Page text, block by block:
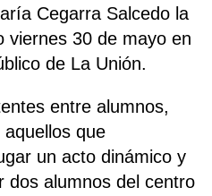
Cegarra Salcedo la
viernes 30 de mayo en
de La Unión.
entre alumnos,
que
un acto dinámico y
dos alumnos del centro